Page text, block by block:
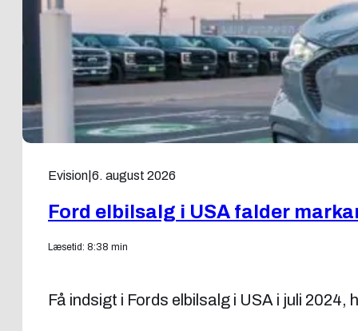
Evision 6. august 2026
Ford elbilsalg i USA falder
Læsetid: 8:38 min
Få indsigt i Fords elbilsalg i USA i juli